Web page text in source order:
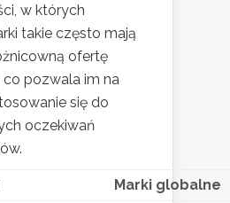
w których
takie często mają
ofertę
pozwala im na
się do
oczekiwań
Marki globalne